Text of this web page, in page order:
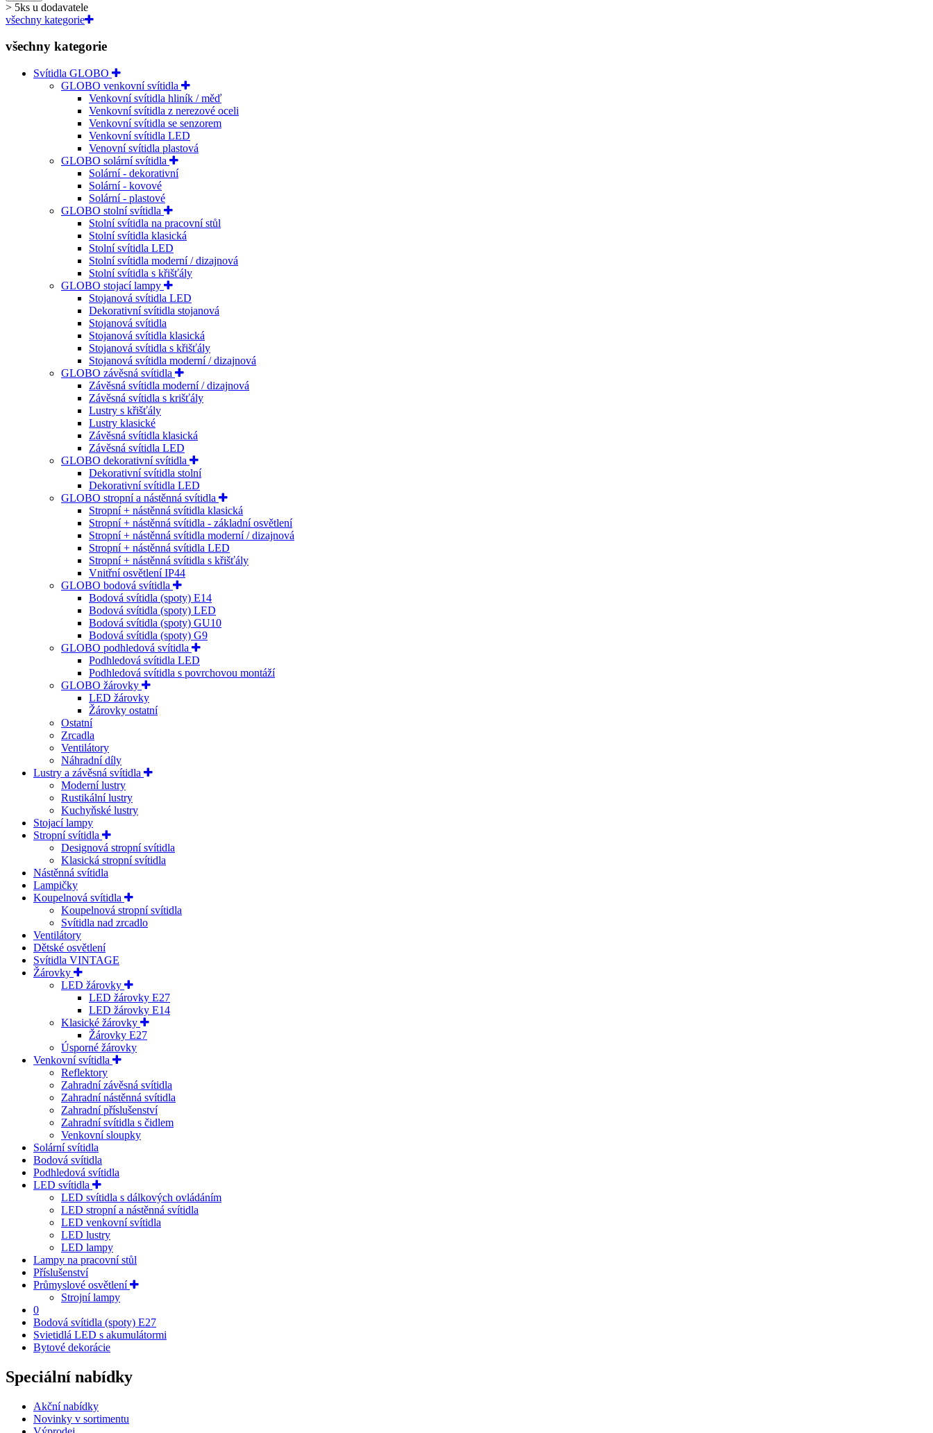
> 5ks u dodavatele
všechny kategorie
všechny kategorie
Svítidla GLOBO
GLOBO venkovní svítidla
Venkovní svítidla hliník / měď
Venkovní svítidla z nerezové oceli
Venkovní svítidla se senzorem
Venkovní svítidla LED
Venovní svítidla plastová
GLOBO solární svítidla
Solární - dekorativní
Solární - kovové
Solární - plastové
GLOBO stolní svítidla
Stolní svítidla na pracovní stůl
Stolní svítidla klasická
Stolní svítidla LED
Stolní svítidla moderní / dizajnová
Stolní svítidla s křišťály
GLOBO stojací lampy
Stojanová svítidla LED
Dekorativní svítidla stojanová
Stojanová svítidla
Stojanová svítidla klasická
Stojanová svítidla s křišťály
Stojanová svítidla moderní / dizajnová
GLOBO závěsná svítidla
Závěsná svítidla moderní / dizajnová
Závěsná svítidla s krišťály
Lustry s křišťály
Lustry klasické
Závěsná svítidla klasická
Závěsná svítidla LED
GLOBO dekorativní svítidla
Dekorativní svítidla stolní
Dekorativní svítidla LED
GLOBO stropní a nástěnná svítidla
Stropní + nástěnná svítidla klasická
Stropní + nástěnná svítidla - základní osvětlení
Stropní + nástěnná svítidla moderní / dizajnová
Stropní + nástěnná svítidla LED
Stropní + nástěnná svítidla s křišťály
Vnitřní osvětlení IP44
GLOBO bodová svítidla
Bodová svítidla (spoty) E14
Bodová svítidla (spoty) LED
Bodová svítidla (spoty) GU10
Bodová svítidla (spoty) G9
GLOBO podhledová svítidla
Podhledová svítidla LED
Podhledová svítidla s povrchovou montáží
GLOBO žárovky
LED žárovky
Žárovky ostatní
Ostatní
Zrcadla
Ventilátory
Náhradní díly
Lustry a závěsná svítidla
Moderní lustry
Rustikální lustry
Kuchyňské lustry
Stojací lampy
Stropní svítidla
Designová stropní svítidla
Klasická stropní svítidla
Nástěnná svítidla
Lampičky
Koupelnová svítidla
Koupelnová stropní svítidla
Svítidla nad zrcadlo
Ventilátory
Dětské osvětlení
Svítidla VINTAGE
Žárovky
LED žárovky
LED žárovky E27
LED žárovky E14
Klasické žárovky
Žárovky E27
Úsporné žárovky
Venkovní svítidla
Reflektory
Zahradní závěsná svítidla
Zahradní nástěnná svítidla
Zahradní příslušenství
Zahradní svítidla s čidlem
Venkovní sloupky
Solární svítidla
Bodová svítidla
Podhledová svítidla
LED svítidla
LED svítidla s dálkových ovládáním
LED stropní a nástěnná svítidla
LED venkovní svítidla
LED lustry
LED lampy
Lampy na pracovní stůl
Příslušenství
Průmyslové osvětlení
Strojní lampy
0
Bodová svítidla (spoty) E27
Svietidlá LED s akumulátormi
Bytové dekorácie
Speciální nabídky
Akční nabídky
Novinky v sortimentu